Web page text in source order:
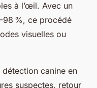
à l’œil. Avec un
98 %, ce procédé
visuelles ou
canine en
suspectes, retour